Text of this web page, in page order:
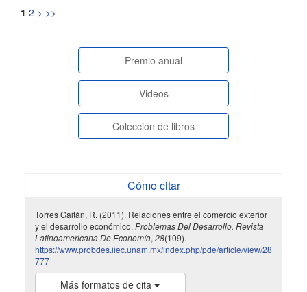
1 2 > >>
paginasespeciales
Premio anual
Videos
Colección de libros
Cómo citar
Torres Gaitán, R. (2011). Relaciones entre el comercio exterior
y el desarrollo económico. Problemas Del Desarrollo. Revista
Latinoamericana De Economía, 28(109).
https://www.probdes.iiec.unam.mx/index.php/pde/article/view/28
777
Más formatos de cita